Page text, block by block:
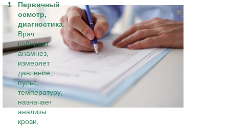
Первичный
осмотр,
диагностика.
Врач
собирает
анамнез,
измеряет
давление,
пульс,
температуру,
назначает
анализы
крови,